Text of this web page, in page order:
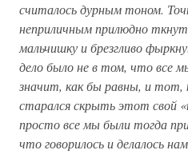
считалось дурным тоном.
неприличным прилюдно
мальчишку и брезгливо
дело было не в том, что все
значит, как бы равны, и тот,
старался скрыть этот свой
просто все мы были тогда
что говорилось и делалось